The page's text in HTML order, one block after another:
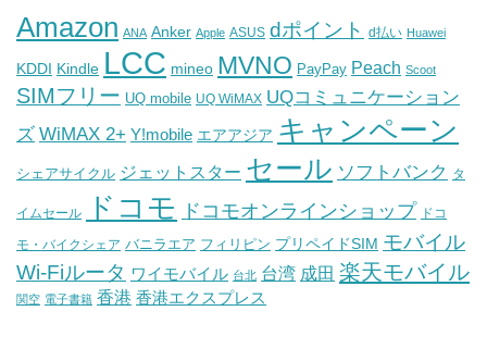
Amazon ANA Anker Apple ASUS dポイント d払い Huawei
KDDI Kindle LCC mineo MVNO PayPay Peach Scoot
SIMフリー UQ mobile UQ WiMAX UQコミュニケーション
ズ WiMAX 2+ Y!mobile エアアジア キャンペーン
シェアサイクル ジェットスター セール ソフトバンク タ
イムセール ドコモ ドコモオンラインショップ ドコ
モ・バイクシェア バニラエア フィリピン プリペイドSIM モバイル
Wi-Fiルータ ワイモバイル 台北 台湾 成田 楽天モバイル
関空 電子書籍 香港 香港エクスプレス